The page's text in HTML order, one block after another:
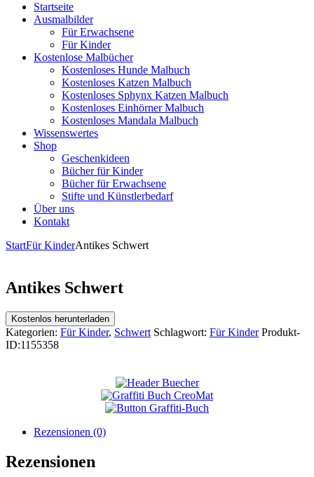
Startseite
Ausmalbilder
Für Erwachsene
Für Kinder
Kostenlose Malbücher
Kostenloses Hunde Malbuch
Kostenloses Katzen Malbuch
Kostenloses Sphynx Katzen Malbuch
Kostenloses Einhörner Malbuch
Kostenloses Mandala Malbuch
Wissenswertes
Shop
Geschenkideen
Bücher für Kinder
Bücher für Erwachsene
Stifte und Künstlerbedarf
Über uns
Kontakt
StartFür KinderAntikes Schwert
Antikes Schwert
Kostenlos herunterladen
Kategorien: Für Kinder, Schwert Schlagwort: Für Kinder Produkt-
ID:1155358
Rezensionen (0)
Rezensionen